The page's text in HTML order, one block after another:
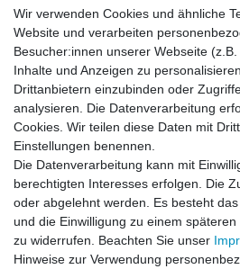
Abonnieren
**
Zahlung und
Wir verwenden Cookies und ähnliche
Website und verarbeiten
Besucher:innen unserer Webseite (z.B.
Inhalte und Anzeigen zu
Drittanbietern einzubinden oder
analysieren. Die Datenverarbeitung
Cookies. Wir teilen diese Daten mit
Einstellungen benennen.
Die Datenverarbeitung kann mit
berechtigten Interesses erfolgen. Die
oder abgelehnt werden. Es besteht
und die Einwilligung zu einem
zu widerrufen. Beachten Sie unser
Hinweise zur Verwendung